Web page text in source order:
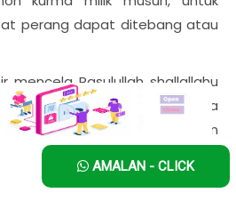
AMALAN - CLICK
perang dapat ditebang atau
mencela Rasulullah shallallahu
kaum muslimin karena
dan pepohonan lainnya dan
bahwa hal itu termasuk fasad
sehingga karena hal itu
muslimin, maka Allah